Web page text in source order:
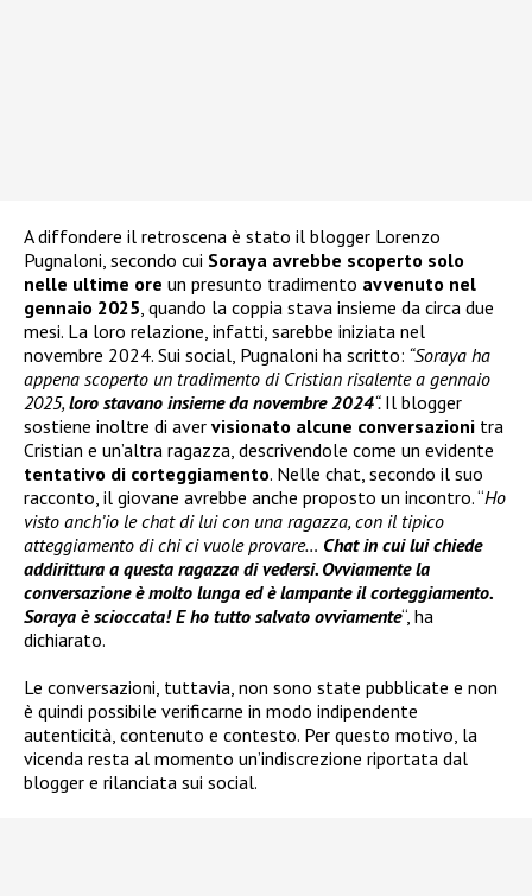
A diffondere il retroscena è stato il blogger Lorenzo
Pugnaloni, secondo cui Soraya avrebbe scoperto solo
nelle ultime ore un presunto tradimento avvenuto nel
gennaio 2025 , quando la coppia stava insieme da circa due
mesi. La loro relazione, infatti, sarebbe iniziata nel
novembre 2024. Sui social, Pugnaloni ha scritto: “Soraya ha
appena scoperto un tradimento di Cristian risalente a gennaio
2025, loro stavano insieme da novembre 2024“. Il blogger
sostiene inoltre di aver visionato alcune conversazioni tra
Cristian e un’altra ragazza, descrivendole come un evidente
tentativo di corteggiamento. Nelle chat, secondo il suo
racconto, il giovane avrebbe anche proposto un incontro. “Ho
visto anch’io le chat di lui con una ragazza, con il tipico
atteggiamento di chi ci vuole provare… Chat in cui lui chiede
addirittura a questa ragazza di vedersi. Ovviamente la
conversazione è molto lunga ed è lampante il corteggiamento.
Soraya è scioccata! E ho tutto salvato ovviamente“, ha
dichiarato.
Le conversazioni, tuttavia, non sono state pubblicate e non
è quindi possibile verificarne in modo indipendente
autenticità, contenuto e contesto. Per questo motivo, la
vicenda resta al momento un’indiscrezione riportata dal
blogger e rilanciata sui social.